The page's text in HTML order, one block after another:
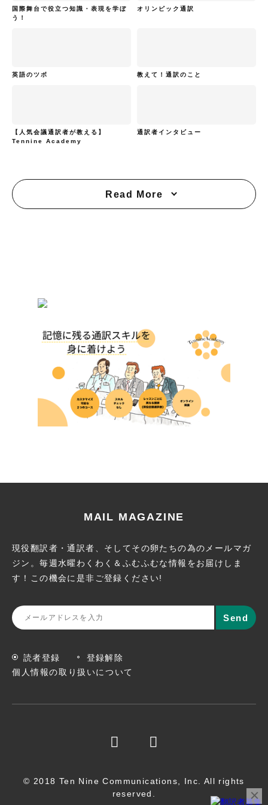
国際舞台で役立つ知識・表現を学ぼ
う！
オリンピック通訳
英語のツボ 教えて！通訳のこと
【人気会議通訳者が教える】
Tennine Academy
通訳者インタビュー
Read More
MAIL MAGAZINE
現役翻訳者・通訳者、そしてその卵たちの為のメールマガ
ジン。毎週水曜わくわく＆ふむふむな情報をお届けしま
す！この機会に是非ご登録ください!
読者登録
登録解除
個人情報の取り扱いについて
© 2018 Ten Nine Communications, Inc. All rights
reserved.